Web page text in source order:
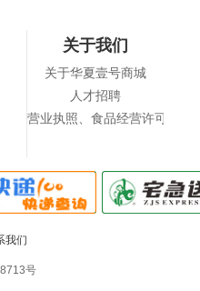
关于我们
关于华夏壹号商城
人才招聘
营业执照、食品经营许可证查询
我们
号